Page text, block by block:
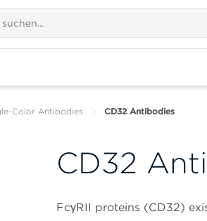
Color Antibodies CD32 Antibodies
CD32
FcγRII proteins (CD32)